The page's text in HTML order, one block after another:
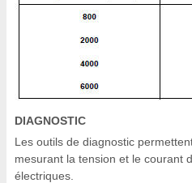
DIAGNOSTIC
Les outils de diagnostic
mesurant la tension et le courant
électriques.